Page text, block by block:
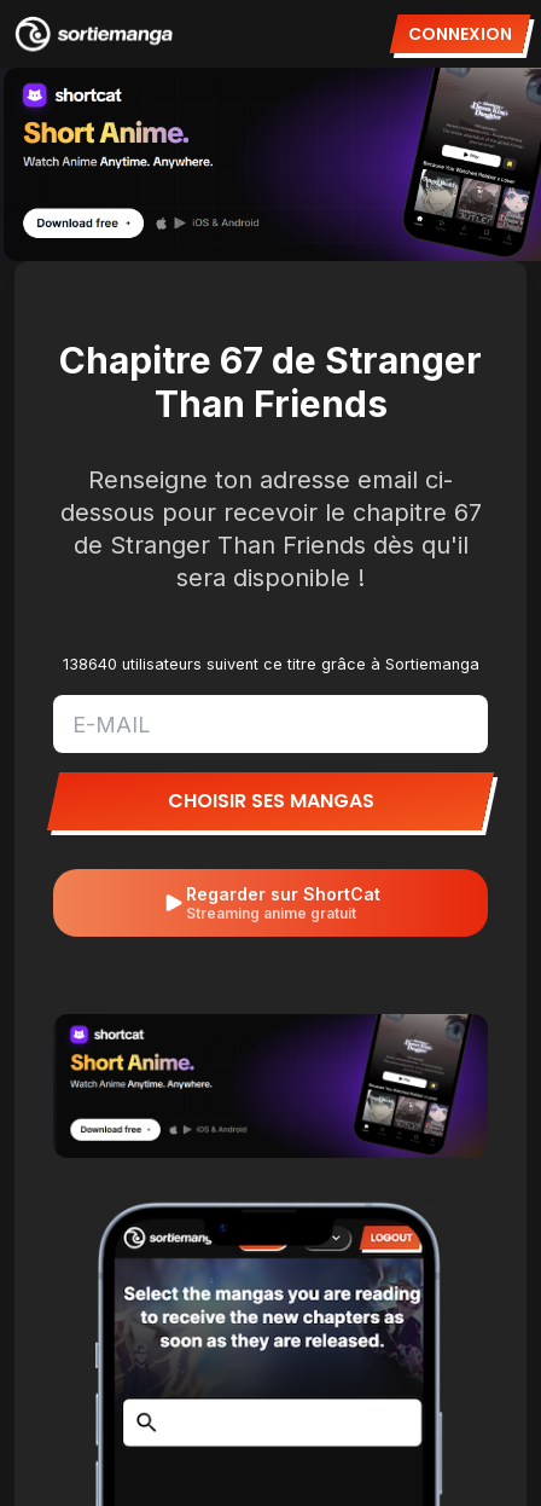
CONNEXION
Chapitre 67 de Stranger
Than Friends
Renseigne ton adresse email ci-
dessous pour recevoir le chapitre 67
de Stranger Than Friends dès qu'il
sera disponible !
138640 utilisateurs suivent ce titre grâce à Sortiemanga
CHOISIR SES MANGAS
Regarder sur ShortCat
Streaming anime gratuit